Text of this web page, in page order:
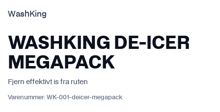
WashKing
WASHKING DE-ICER
MEGAPACK
Fjern effektivt is fra ruten
Varenummer: WK-001-deicer-megapack